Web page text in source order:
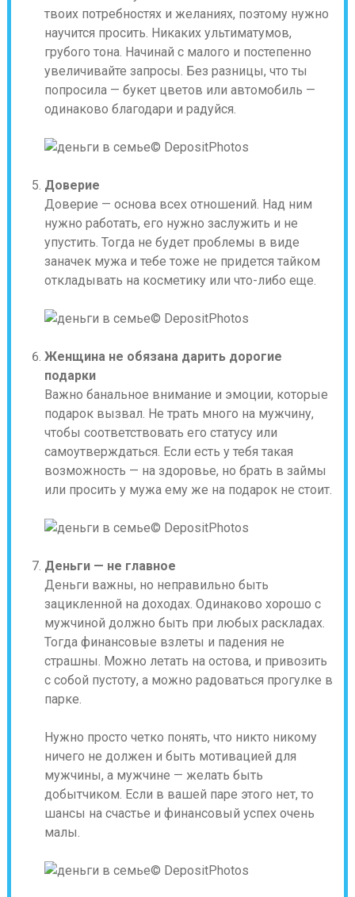
твоих потребностях и желаниях, поэтому нужно
научится просить. Никаких ультиматумов,
грубого тона. Начинай с малого и постепенно
увеличивайте запросы. Без разницы, что ты
попросила — букет цветов или автомобиль —
одинаково благодари и радуйся.
© DepositPhotos
Доверие
Доверие — основа всех отношений. Над ним
нужно работать, его нужно заслужить и не
упустить. Тогда не будет проблемы в виде
заначек мужа и тебе тоже не придется тайком
откладывать на косметику или что-либо еще.
© DepositPhotos
Женщина не обязана дарить дорогие
подарки
Важно банальное внимание и эмоции, которые
подарок вызвал. Не трать много на мужчину,
чтобы соответствовать его статусу или
самоутверждаться. Если есть у тебя такая
возможность — на здоровье, но брать в займы
или просить у мужа ему же на подарок не стоит.
© DepositPhotos
Деньги — не главное
Деньги важны, но неправильно быть
зацикленной на доходах. Одинаково хорошо с
мужчиной должно быть при любых раскладах.
Тогда финансовые взлеты и падения не
страшны. Можно летать на остова, и привозить
с собой пустоту, а можно радоваться прогулке в
парке.
Нужно просто четко понять, что никто никому
ничего не должен и быть мотивацией для
мужчины, а мужчине — желать быть
добытчиком. Если в вашей паре этого нет, то
шансы на счастье и финансовый успех очень
малы.
© DepositPhotos